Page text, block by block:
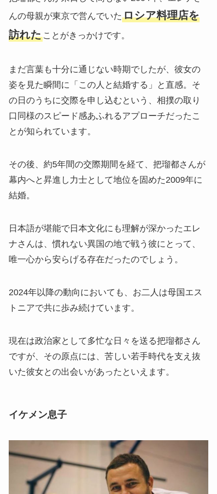
んの母親が東京で営んでいたロシア料理店を
訪れたことがきっかけです。
まだ言葉も十分に通じない時期でしたが、彼女の
姿を見た瞬間に「この人と結婚する」と直感。そ
の日のうちに交際を申し込むという、相撲の取り
口同様のスピード感あふれるアプローチだったこ
とが知られています。
その後、約5年間の交際期間を経て、把瑠都さんが
幕内へと昇進し力士として地位を固めた2009年に
結婚。
日本語が堪能で日本文化にも理解が深かったエレ
ナさんは、慣れない異国の地で戦う彼にとって、
唯一心から安らげる存在だったのでしょう。
2024年以降の動向においても、お二人は母国エス
トニアで共に歩み続けています。
現在は政治家として多忙な日々を送る把瑠都さん
ですが、その原点には、苦しい若手時代を支え抜
いた彼女との出会いがあったといえます。
イケメン息子